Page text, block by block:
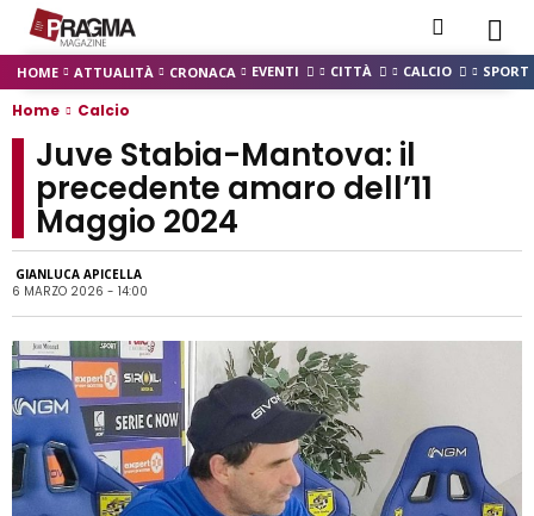
HOME ATTUALITÀ CRONACA EVENTI CITTÀ CALCIO SPORT
Home Calcio
Juve Stabia-Mantova: il
precedente amaro dell’11
Maggio 2024
GIANLUCA APICELLA
6 MARZO 2026 - 14:00